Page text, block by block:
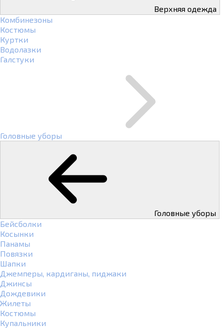
Верхняя одежда
Комбинезоны
Костюмы
Куртки
Водолазки
Галстуки
Головные уборы
Головные уборы
Бейсболки
Косынки
Панамы
Повязки
Шапки
Джемперы, кардиганы, пиджаки
Джинсы
Дождевики
Жилеты
Костюмы
Купальники